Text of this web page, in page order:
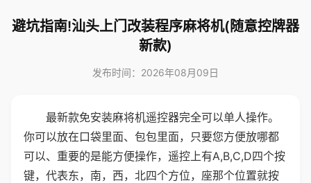
避坑指南!汕头上门改装程序麻将机(随意控牌器
新款)
发布时间：2026年08月09日
最新款免安装麻将机遥控器完全可以单人操作。
你可以放在口袋里面、包包里面，只要您方便放哪都
可以、重要的是能方便操作，遥控上有A,B,C,D四个按
键，代表东，南，西，北四个方位，座那个位置就按